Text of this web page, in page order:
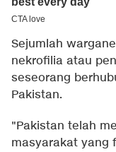
Sejumlah
nekrofilia atau
seseorang
Pakistan.
"Pakistan telah
masyarakat yang